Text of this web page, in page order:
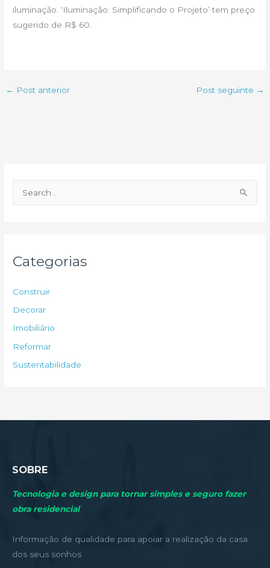
iluminação. ‘Iluminação: Simplificando o Projeto’ tem preço
sugerido de R$ 60.
← Post anterior Post seguinte →
e
p
o
r
Categorias
Construir
Decorar
Imobiliário
Reformar
Sustentabilidade
SOBRE
Tecnologia e design para tornar simples e seguro fazer
obra residencial
Informação de qualidade para apoiar a realização da casa
dos seus sonhos